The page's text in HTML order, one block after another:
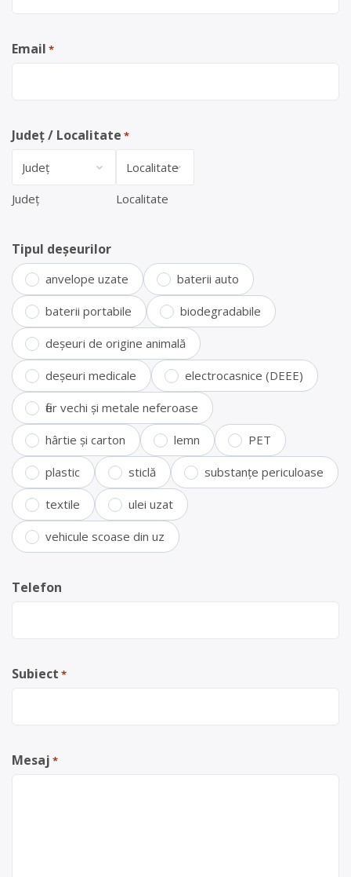
Email *
Județ / Localitate *
Județ Localitate
Tipul deșeurilor
anvelope uzate baterii auto
baterii portabile biodegradabile
deșeuri de origine animală
deșeuri medicale electrocasnice (DEEE)
fier vechi și metale neferoase
hârtie și carton lemn PET
plastic sticlă substanțe periculoase
textile ulei uzat
vehicule scoase din uz
Telefon
Subiect *
Mesaj *